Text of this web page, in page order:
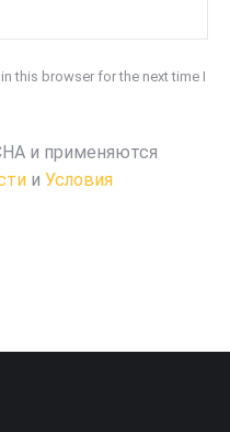
this browser for the next time I
и применяются
и Условия